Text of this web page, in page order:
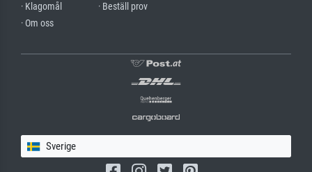
· Klagomål
· Om oss
· Beställ prov
Sverige